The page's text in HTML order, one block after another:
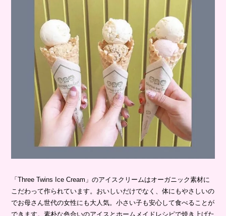
「Three Twins Ice Cream」のアイスクリームはオーガニック素材に
こだわって作られています。おいしいだけでなく、体にもやさしいの
でお母さん世代の女性にも大人気。小さい子も安心して食べることが
できます。素朴な色合いのアイスとホームメイドレシピで焼き上げた